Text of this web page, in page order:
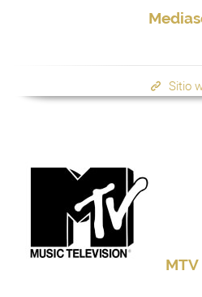
Sitio
MTV